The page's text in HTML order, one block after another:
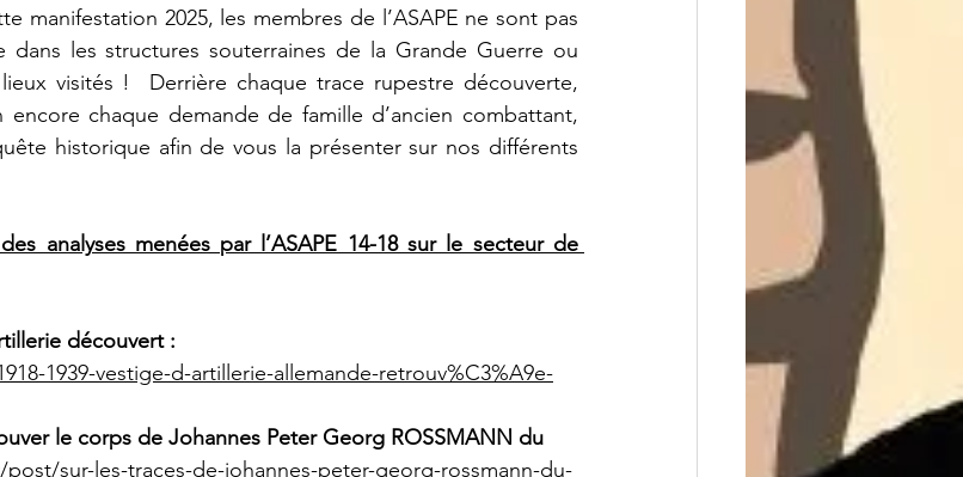
manifestation 2025, les membres de l’ASAPE ne sont pas
dans les structures souterraines de la Grande Guerre ou
visités !  Derrière chaque trace rupestre découverte,
chaque demande de famille d’ancien combattant,
historique afin de vous la présenter sur nos différents
analyses menées par l’ASAPE 14-18 sur le secteur de
découvert :
1939-vestige-d-artillerie-allemande-retrouv%C3%A9e-
le corps de Johannes Peter Georg ROSSMANN du
post/sur-les-traces-de-johannes-peter-georg-rossmann-du-